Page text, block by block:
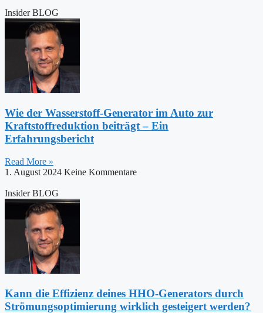
Insider BLOG
Wie der Wasserstoff-Generator im Auto zur
Kraftstoffreduktion beiträgt – Ein
Erfahrungsbericht
Read More »
1. August 2024 Keine Kommentare
Insider BLOG
Kann die Effizienz deines HHO-Generators durch
Strömungsoptimierung wirklich gesteigert werden?